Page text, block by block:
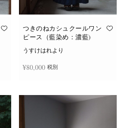
つきのねカシュクールワン
ピース（藍染め：濃藍)
うすけはれより
¥80,000 税別